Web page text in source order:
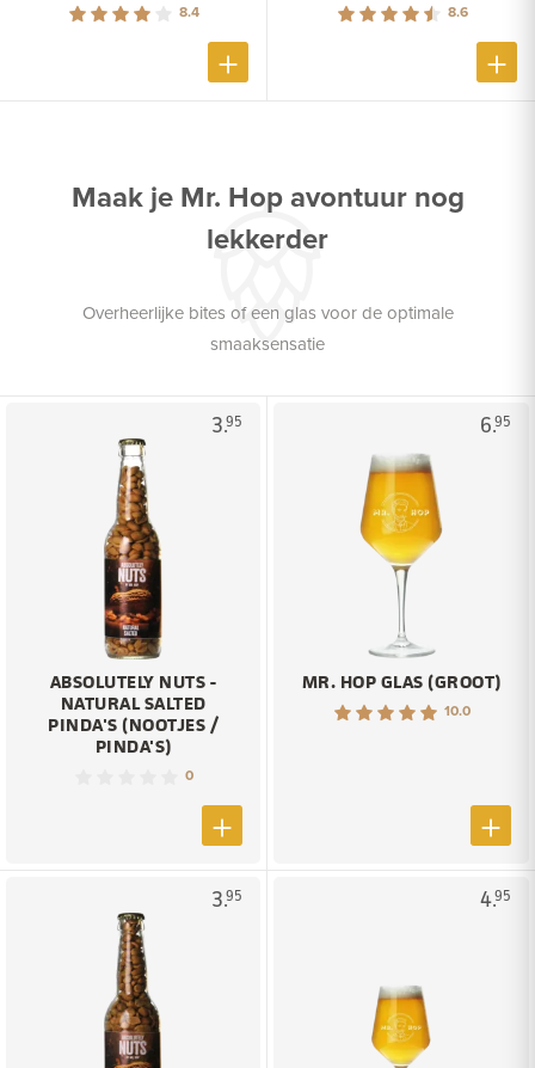
8.4 8.6
Maak je Mr. Hop avontuur nog
lekkerder
Overheerlijke bites of een glas voor de optimale
smaaksensatie
3.95
ABSOLUTELY NUTS -
NATURAL SALTED
PINDA'S (NOOTJES /
PINDA'S)
0
6.95
MR. HOP GLAS (GROOT)
10.0
3.95 4.95